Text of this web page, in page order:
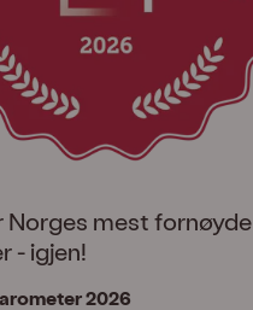
Norges mest fornøyde
- igjen!
2026